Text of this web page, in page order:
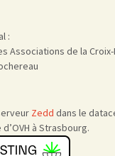
:
Associations de la
Zedd dans le
à Strasbourg.